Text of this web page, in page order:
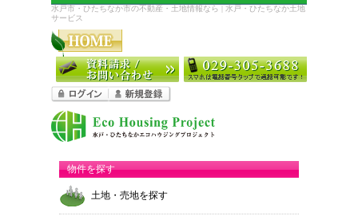
水戸市・ひたちなか市の不動産・土地情報なら | 水戸・ひたちなか土地
サービス
物件を探す
土地・売地を探す